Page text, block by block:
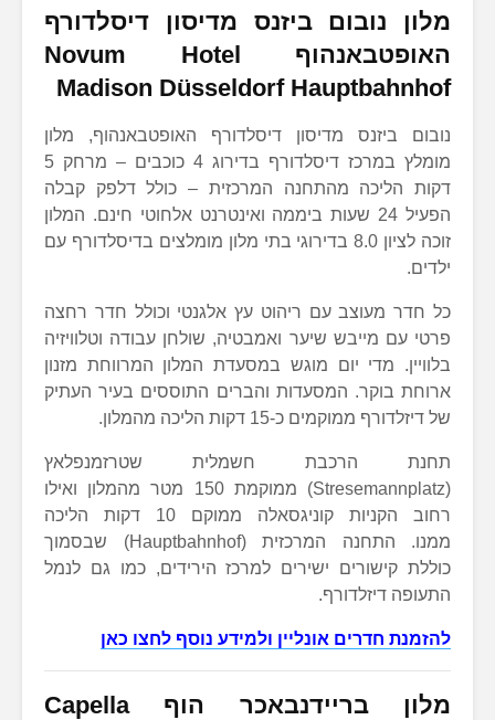
מלון נובום ביזנס מדיסון דיסלדורף
האופטבאנהוף
Novum Hotel
Madison Düsseldorf Hauptbahnhof
נובום ביזנס מדיסון דיסלדורף האופטבאנהוף, מלון
מומלץ במרכז דיסלדורף בדירוג 4 כוכבים – מרחק 5
דקות הליכה מהתחנה המרכזית – כולל דלפק קבלה
הפעיל 24 שעות ביממה ואינטרנט אלחוטי חינם. המלון
זוכה לציון 8.0 בדירוגי בתי מלון מומלצים בדיסלדורף עם
ילדים.
כל חדר מעוצב עם ריהוט עץ אלגנטי וכולל חדר רחצה
פרטי עם מייבש שיער ואמבטיה, שולחן עבודה וטלוויזיה
בלוויין. מדי יום מוגש במסעדת המלון המרווחת מזנון
ארוחת בוקר. המסעדות והברים התוססים בעיר העתיק
של דיזלדורף ממוקמים כ-15 דקות הליכה מהמלון.
תחנת הרכבת חשמלית שטרזמנפלאץ
(Stresemannplatz) ממוקמת 150 מטר מהמלון ואילו
רחוב הקניות קוניגסאלה ממוקם 10 דקות הליכה
ממנו. התחנה המרכזית (Hauptbahnhof) שבסמוך
כוללת קישורים ישירים למרכז הירידים, כמו גם לנמל
התעופה דיזלדורף.
להזמנת חדרים אונליין ולמידע נוסף לחצו כאן
מלון בריידנבאכר הוף
Capella